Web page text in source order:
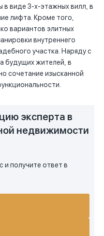
в виде 3-х-этажных вилл, в
лифта. Кроме того,
вариантов элитных
внутреннего
участка. Наряду с
будущих жителей, в
сочетание изысканной
эксперта в
недвижимости
и получите ответ в